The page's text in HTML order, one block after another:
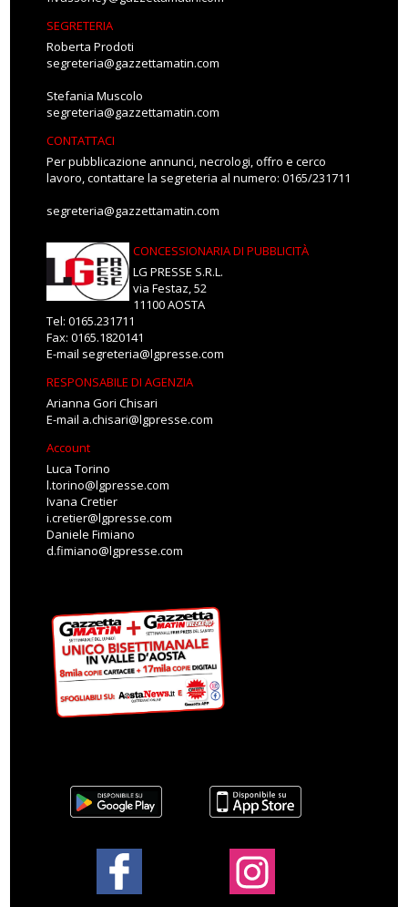
SEGRETERIA
Roberta Prodoti
segreteria@gazzettamatin.com
Stefania Muscolo
segreteria@gazzettamatin.com
CONTATTACI
Per pubblicazione annunci, necrologi, offro e cerco
lavoro, contattare la segreteria al numero: 0165/231711
segreteria@gazzettamatin.com
CONCESSIONARIA DI PUBBLICITÀ
LG PRESSE S.R.L.
via Festaz, 52
11100 AOSTA
Tel: 0165.231711
Fax: 0165.1820141
E-mail segreteria@lgpresse.com
RESPONSABILE DI AGENZIA
Arianna Gori Chisari
E-mail a.chisari@lgpresse.com
Account
Luca Torino
l.torino@lgpresse.com
Ivana Cretier
i.cretier@lgpresse.com
Daniele Fimiano
d.fimiano@lgpresse.com